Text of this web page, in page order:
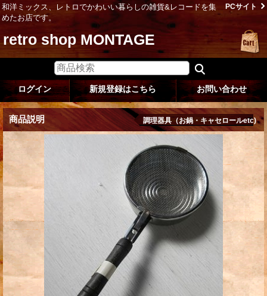
和洋ミックス、レトロでかわいい暮らしの雑貨&レコードを集
めたお店です。
PCサイト
retro shop MONTAGE
ログイン 新規登録はこちら お問い合わせ
商品説明 調理器具（お鍋・キャセロールetc)